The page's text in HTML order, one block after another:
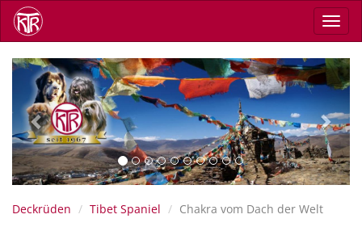
Direkt
zum
Inhalt
Previous Next
Deckrüden Tibet Spaniel Chakra vom Dach der Welt